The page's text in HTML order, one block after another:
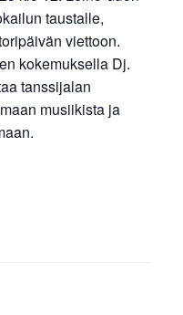
taustalle,
viettoon.
kokemuksella Dj.
tanssijalan
musiikista ja